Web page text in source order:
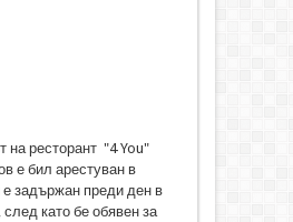
на ресторант "4 You"
е бил арестуван в
е задържан преди ден в
като бе обявен за